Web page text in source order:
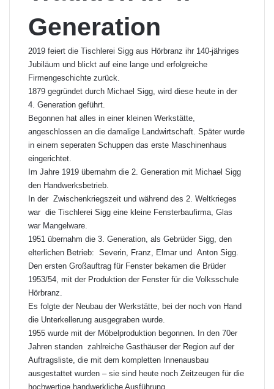
Generation
2019 feiert die Tischlerei Sigg aus Hörbranz ihr 140-jähriges
Jubiläum und blickt auf eine lange und erfolgreiche
Firmengeschichte zurück.
1879 gegründet durch Michael Sigg, wird diese heute in der
4. Generation geführt.
Begonnen hat alles in einer kleinen Werkstätte,
angeschlossen an die damalige Landwirtschaft. Später wurde
in einem seperaten Schuppen das erste Maschinenhaus
eingerichtet.
Im Jahre 1919 übernahm die 2. Generation mit Michael Sigg
den Handwerksbetrieb.
In der Zwischenkriegszeit und während des 2. Weltkrieges
war die Tischlerei Sigg eine kleine Fensterbaufirma, Glas
war Mangelware.
1951 übernahm die 3. Generation, als Gebrüder Sigg, den
elterlichen Betrieb: Severin, Franz, Elmar und Anton Sigg.
Den ersten Großauftrag für Fenster bekamen die Brüder
1953/54, mit der Produktion der Fenster für die Volksschule
Hörbranz.
Es folgte der Neubau der Werkstätte, bei der noch von Hand
die Unterkellerung ausgegraben wurde.
1955 wurde mit der Möbelproduktion begonnen. In den 70er
Jahren standen zahlreiche Gasthäuser der Region auf der
Auftragsliste, die mit dem kompletten Innenausbau
ausgestattet wurden – sie sind heute noch Zeitzeugen für die
hochwertige handwerkliche Ausführung.